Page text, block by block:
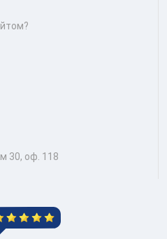
30, оф. 118